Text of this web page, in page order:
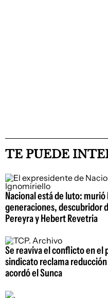
TE PUEDE
Nacional está de luto:
generaciones, descubridor
Pereyra y Hebert Revetria
Se reaviva el conflicto en el
sindicato reclama
acordó el Sunca